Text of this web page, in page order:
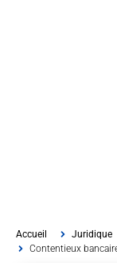
Accueil
Juridique
Contentieux